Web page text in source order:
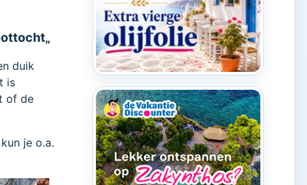
duik
is
of de
je o.a.